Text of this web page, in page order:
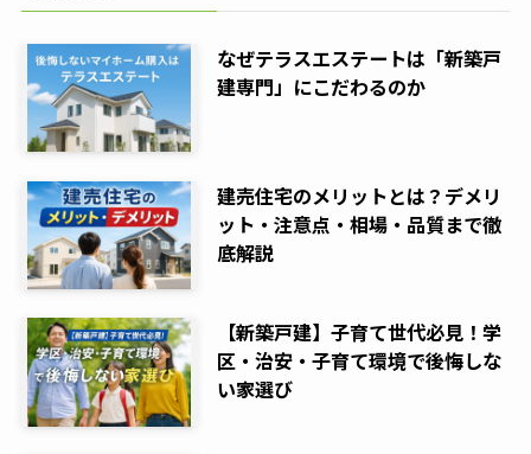
なぜテラスエステートは「新築戸
建専門」にこだわるのか
建売住宅のメリットとは？デメリ
ット・注意点・相場・品質まで徹
底解説
【新築戸建】子育て世代必見！学
区・治安・子育て環境で後悔しな
い家選び